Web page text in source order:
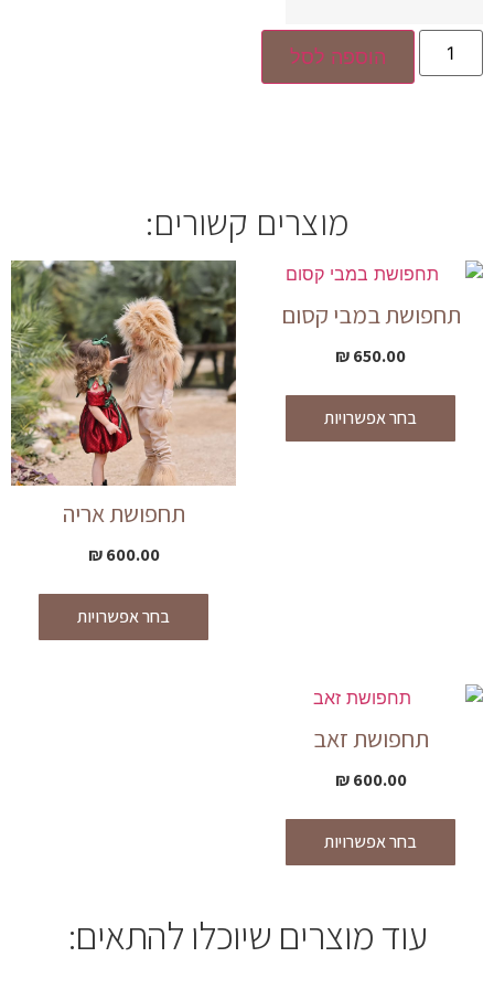
הוספה לסל
מוצרים קשורים:
תחפושת במבי קסום
650.00
₪
בחר אפשרויות
תחפושת אריה
600.00
₪
בחר אפשרויות
תחפושת זאב
600.00
₪
בחר אפשרויות
עוד מוצרים שיוכלו להתאים: